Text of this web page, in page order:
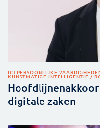
ICTPERSOONLIJKE
KUNSTMATIGE INTELLIGENTIE /
digitale zaken